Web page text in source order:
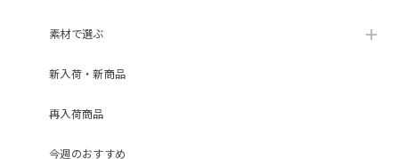
素材で選ぶ
新入荷・新商品
再入荷商品
今週のおすすめ